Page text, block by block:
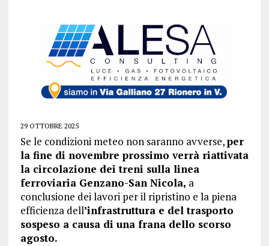
29 OTTOBRE 2025
Se le condizioni meteo non saranno avverse,per
la fine di novembre prossimo verrà riattivata
la circolazione dei treni sulla linea
ferroviaria Genzano-San Nicola, a
conclusione dei lavori per il ripristino e la piena
efficienza dell’infrastruttura e del trasporto
sospeso a causa di una frana dello scorso
agosto.